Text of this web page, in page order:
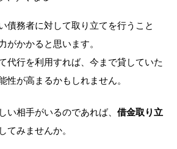
債務者に対して取り立てを行うこと
がかかると思います。
代行を利用すれば、今まで貸していた
性が高まるかもしれません。
い相手がいるのであれば、 借金取り立
てみませんか。